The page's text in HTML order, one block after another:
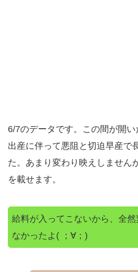
6/7のデータです。この間が開
出産に伴って悪阻と切迫早産で
た。あまり変わり映えしません
を載せます。
給料が入ってこないから、全然
なかったよ( ；∀；)